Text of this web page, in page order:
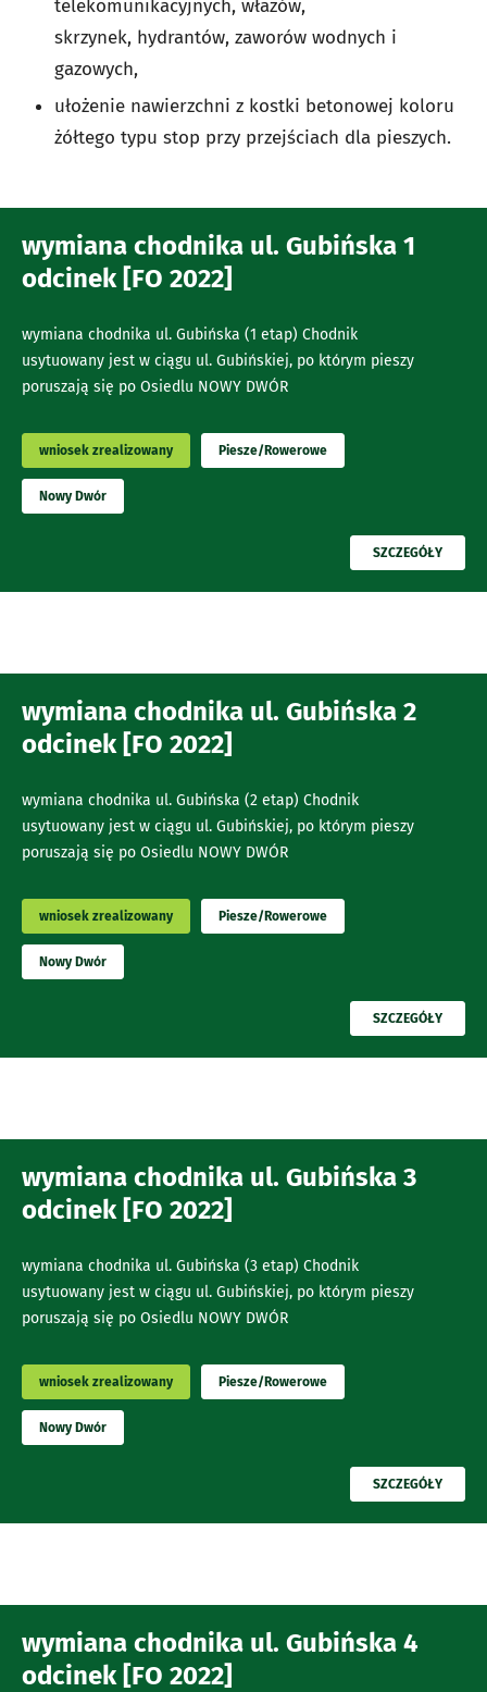
telekomunikacyjnych, włazów,
skrzynek, hydrantów, zaworów wodnych i
gazowych,
ułożenie nawierzchni z kostki betonowej koloru
żółtego typu stop przy przejściach dla pieszych.
wymiana chodnika ul. Gubińska 1
odcinek [FO 2022]
wymiana chodnika ul. Gubińska (1 etap) Chodnik
usytuowany jest w ciągu ul. Gubińskiej, po którym pieszy
poruszają się po Osiedlu NOWY DWÓR
wniosek zrealizowany Piesze/Rowerowe
Nowy Dwór
PRZECZYTAJ
SZCZEGÓŁY
wymiana chodnika ul. Gubińska 2
odcinek [FO 2022]
wymiana chodnika ul. Gubińska (2 etap) Chodnik
usytuowany jest w ciągu ul. Gubińskiej, po którym pieszy
poruszają się po Osiedlu NOWY DWÓR
wniosek zrealizowany Piesze/Rowerowe
Nowy Dwór
PRZECZYTAJ
SZCZEGÓŁY
wymiana chodnika ul. Gubińska 3
odcinek [FO 2022]
wymiana chodnika ul. Gubińska (3 etap) Chodnik
usytuowany jest w ciągu ul. Gubińskiej, po którym pieszy
poruszają się po Osiedlu NOWY DWÓR
wniosek zrealizowany Piesze/Rowerowe
Nowy Dwór
PRZECZYTAJ
SZCZEGÓŁY
wymiana chodnika ul. Gubińska 4
odcinek [FO 2022]